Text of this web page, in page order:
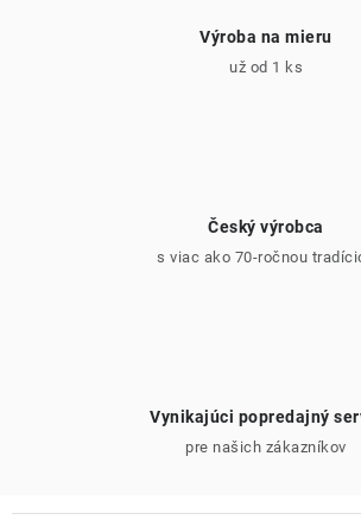
Výroba na mieru
už od 1 ks
Český výrobca
s viac ako 70-ročnou
Vynikajúci popredajný
pre našich zákazníkov